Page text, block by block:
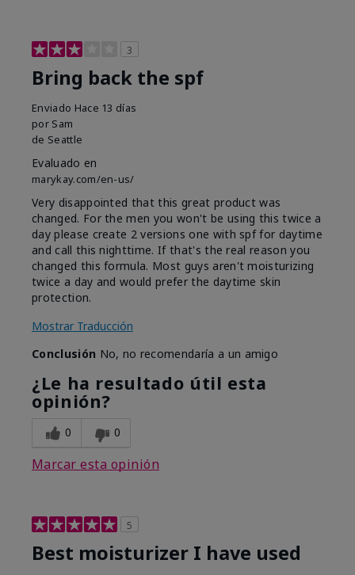
3
Bring back the spf
Enviado Hace 13 días
por Sam
de Seattle
Evaluado en
marykay.com/en-us/
Very disappointed that this great product was
changed. For the men you won't be using this twice a
day please create 2 versions one with spf for daytime
and call this nighttime. If that's the real reason you
changed this formula. Most guys aren't moisturizing
twice a day and would prefer the daytime skin
protection.
Mostrar Traducción
Conclusión No, no recomendaría a un amigo
¿Le ha resultado útil esta
opinión?
0 0
Marcar esta opinión
5
Best moisturizer I have used